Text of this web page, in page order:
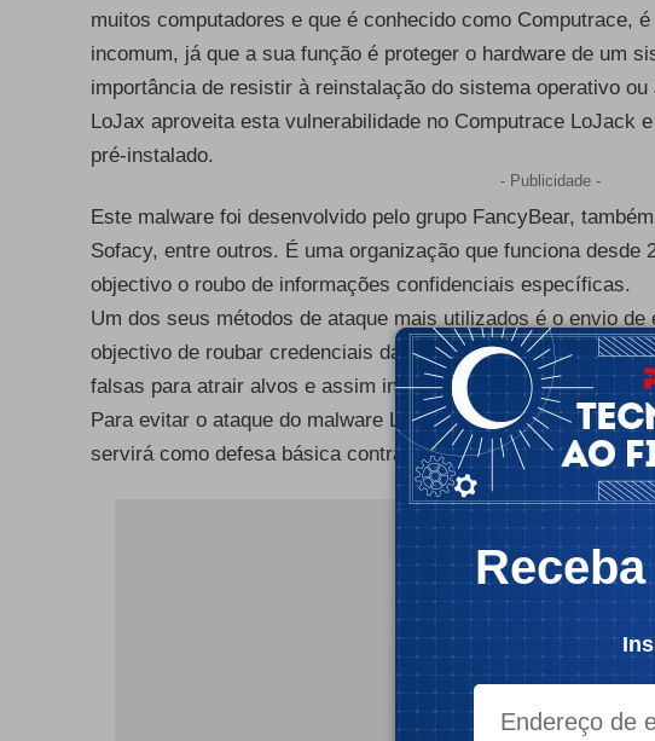
muitos computadores e que é conhecido como Computrace,
incomum, já que a sua função é proteger o hardware de um
importância de resistir à reinstalação do sistema operativo
LoJax aproveita esta vulnerabilidade no Computrace LoJack
pré-instalado.
- Publicidade -
Este malware foi desenvolvido pelo grupo FancyBear,
Sofacy, entre outros. É uma organização que funciona desde
objectivo o roubo de informações confidenciais específicas.
Um dos seus métodos de ataque mais utilizados é o envio
objectivo de roubar credenciais das contas de email.
falsas para atrair alvos e assim inserir as suas credenciais
Para evitar o ataque do malware LoJax é necessário activar
servirá como defesa básica contra ataques direccionados ao
- Publicidade -